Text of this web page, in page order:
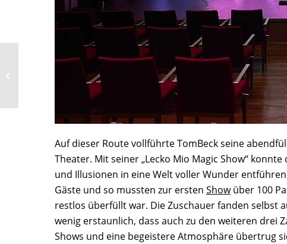
Auf dieser Route vollführte TomBeck seine
Theater. Mit seiner „Lecko Mio Magic Show“
und Illusionen in eine Welt voller Wunder
Gäste und so mussten zur ersten Showüber 100
restlos überfüllt war. Die Zuschauer fanden selbst
wenig erstaunlich, dass auch zu den weiteren drei
Shows und eine begeistere Atmosphäre übertrug
Magic meets Comedy